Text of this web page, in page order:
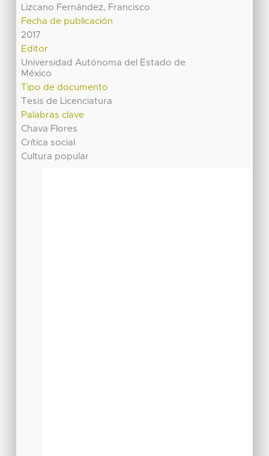
Lizcano Fernández, Francisco
Fecha de publicación
2017
Editor
Universidad Autónoma del Estado de
México
Tipo de documento
Tesis de Licenciatura
Palabras clave
Chava Flores
Crítica social
Cultura popular